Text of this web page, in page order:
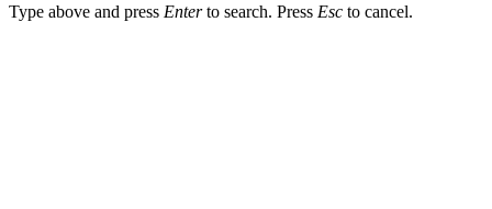
Type above and press Enterto search. Press Esc to cancel.